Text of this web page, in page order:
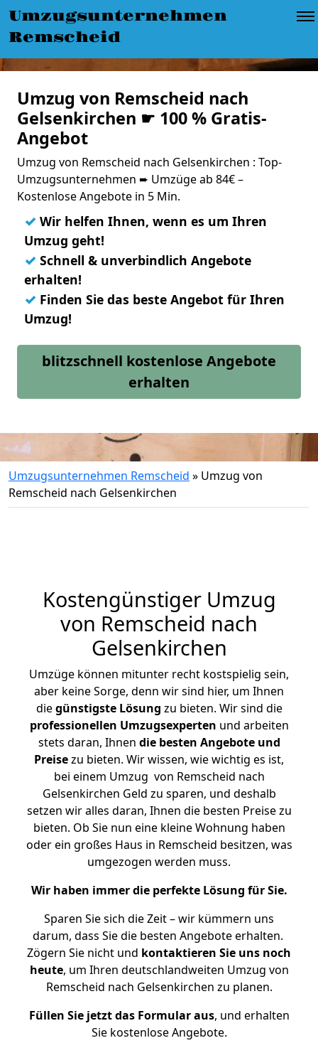
Umzugsunternehmen
Remscheid
Umzug von Remscheid nach
Gelsenkirchen ☛ 100 % Gratis-
Angebot
Umzug von Remscheid nach Gelsenkirchen : Top-
Umzugsunternehmen ➨ Umzüge ab 84€ –
Kostenlose Angebote in 5 Min.
✓ Wir helfen Ihnen, wenn es um Ihren
Umzug geht!
✓ Schnell & unverbindlich Angebote
erhalten!
✓ Finden Sie das beste Angebot für Ihren
Umzug!
blitzschnell kostenlose Angebote
erhalten
Umzugsunternehmen Remscheid » Umzug von
Remscheid nach Gelsenkirchen
Kostengünstiger Umzug
von Remscheid nach
Gelsenkirchen
Umzüge können mitunter recht kostspielig sein,
aber keine Sorge, denn wir sind hier, um Ihnen
diegünstigste Lösung zu bieten. Wir sind die
professionellen Umzugsexperten und arbeiten
stets daran, Ihnen die besten Angebote und
Preisezu bieten. Wir wissen, wie wichtig es ist,
bei einem Umzug von Remscheid nach
Gelsenkirchen Geld zu sparen, und deshalb
setzen wir alles daran, Ihnen die besten Preise zu
bieten. Ob Sie nun eine kleine Wohnung haben
oder ein großes Haus in Remscheid besitzen, was
umgezogen werden muss.
Wir haben immer die perfekte Lösung für Sie.
Sparen Sie sich die Zeit – wir kümmern uns
darum, dass Sie die besten Angebote erhalten.
Zögern Sie nicht und kontaktieren Sie uns noch
heute, um Ihren deutschlandweiten Umzug von
Remscheid nach Gelsenkirchen zu planen.
Füllen Sie jetzt das Formular aus, und erhalten
Sie kostenlose Angebote.